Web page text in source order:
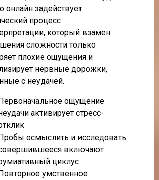
онлайн задействует
процесс
который взамен
сложности только
плохие ощущения и
нервные дорожки,
с неудачей.
ощущение
активирует стресс-
осмыслить и исследовать
включают
циклус
умственное